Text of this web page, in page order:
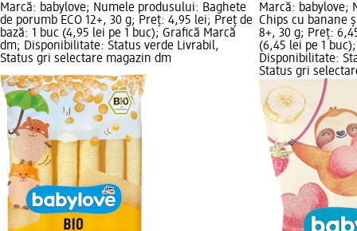
Marcă: babylove; Numele produsului: Baghete
de porumb ECO 12+, 30 g; Preț: 4,95 lei; Preț de
bază: 1 buc (4,95 lei pe 1 buc); Grafică Marcă
dm; Disponibilitate: Status verde Livrabil,
Status gri selectare magazin dm
Marcă: babylove;
Chips cu banane
8+, 30 g; Preț:
(6,45 lei pe 1
Disponibilitate:
Status gri